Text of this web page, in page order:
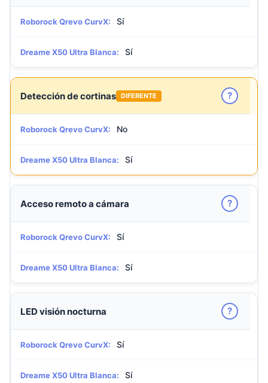
Roborock Qrevo CurvX: Sí
Dreame X50 Ultra Blanca: Sí
Detección de cortinas DIFERENTE ?
Roborock Qrevo CurvX: No
Dreame X50 Ultra Blanca: Sí
Acceso remoto a cámara ?
Roborock Qrevo CurvX: Sí
Dreame X50 Ultra Blanca: Sí
LED visión nocturna ?
Roborock Qrevo CurvX: Sí
Dreame X50 Ultra Blanca: Sí